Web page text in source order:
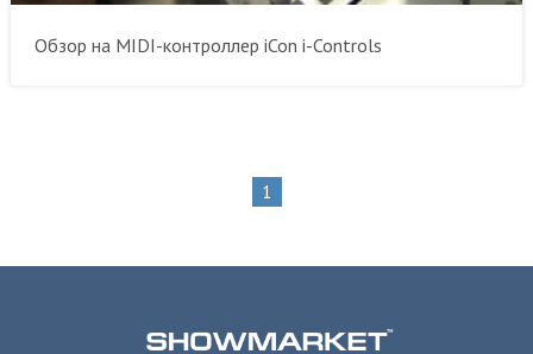
Обзор на MIDI-контроллер iCon i-Controls
1